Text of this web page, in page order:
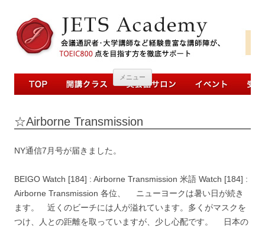
メニュー コンテンツへ移動
☆Airborne Transmission
NY通信7月号が届きました。
BEIGO Watch [184] : Airborne Transmission 米語 Watch [184] :
Airborne Transmission 各位、 ニューヨークは暑い日が続き
ます。 近くのビーチには人が溢れています。多くがマスクを
つけ、人との距離を取っていますが、少し心配です。 日本の